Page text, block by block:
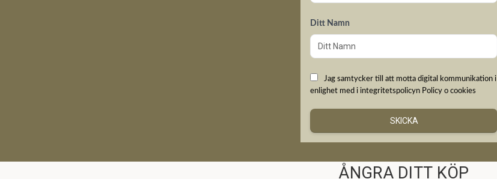
Ditt Namn
Jag samtycker till att motta digital kommunikation i
enlighet med i integritetspolicyn Policy o cookies
SKICKA
ÅNGRA DITT KÖP